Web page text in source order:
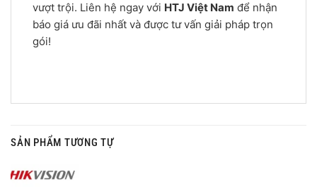
vượt trội. Liên hệ ngay với HTJ Việt Nam để nhận
báo giá ưu đãi nhất và được tư vấn giải pháp trọn
gói!
SẢN PHẨM TƯƠNG TỰ